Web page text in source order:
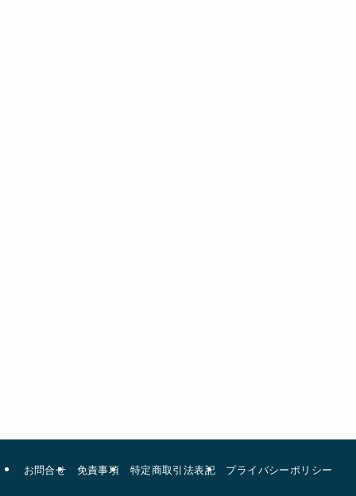
お問合せ 免責事項 特定商取引法表記 プライバシーポリシー